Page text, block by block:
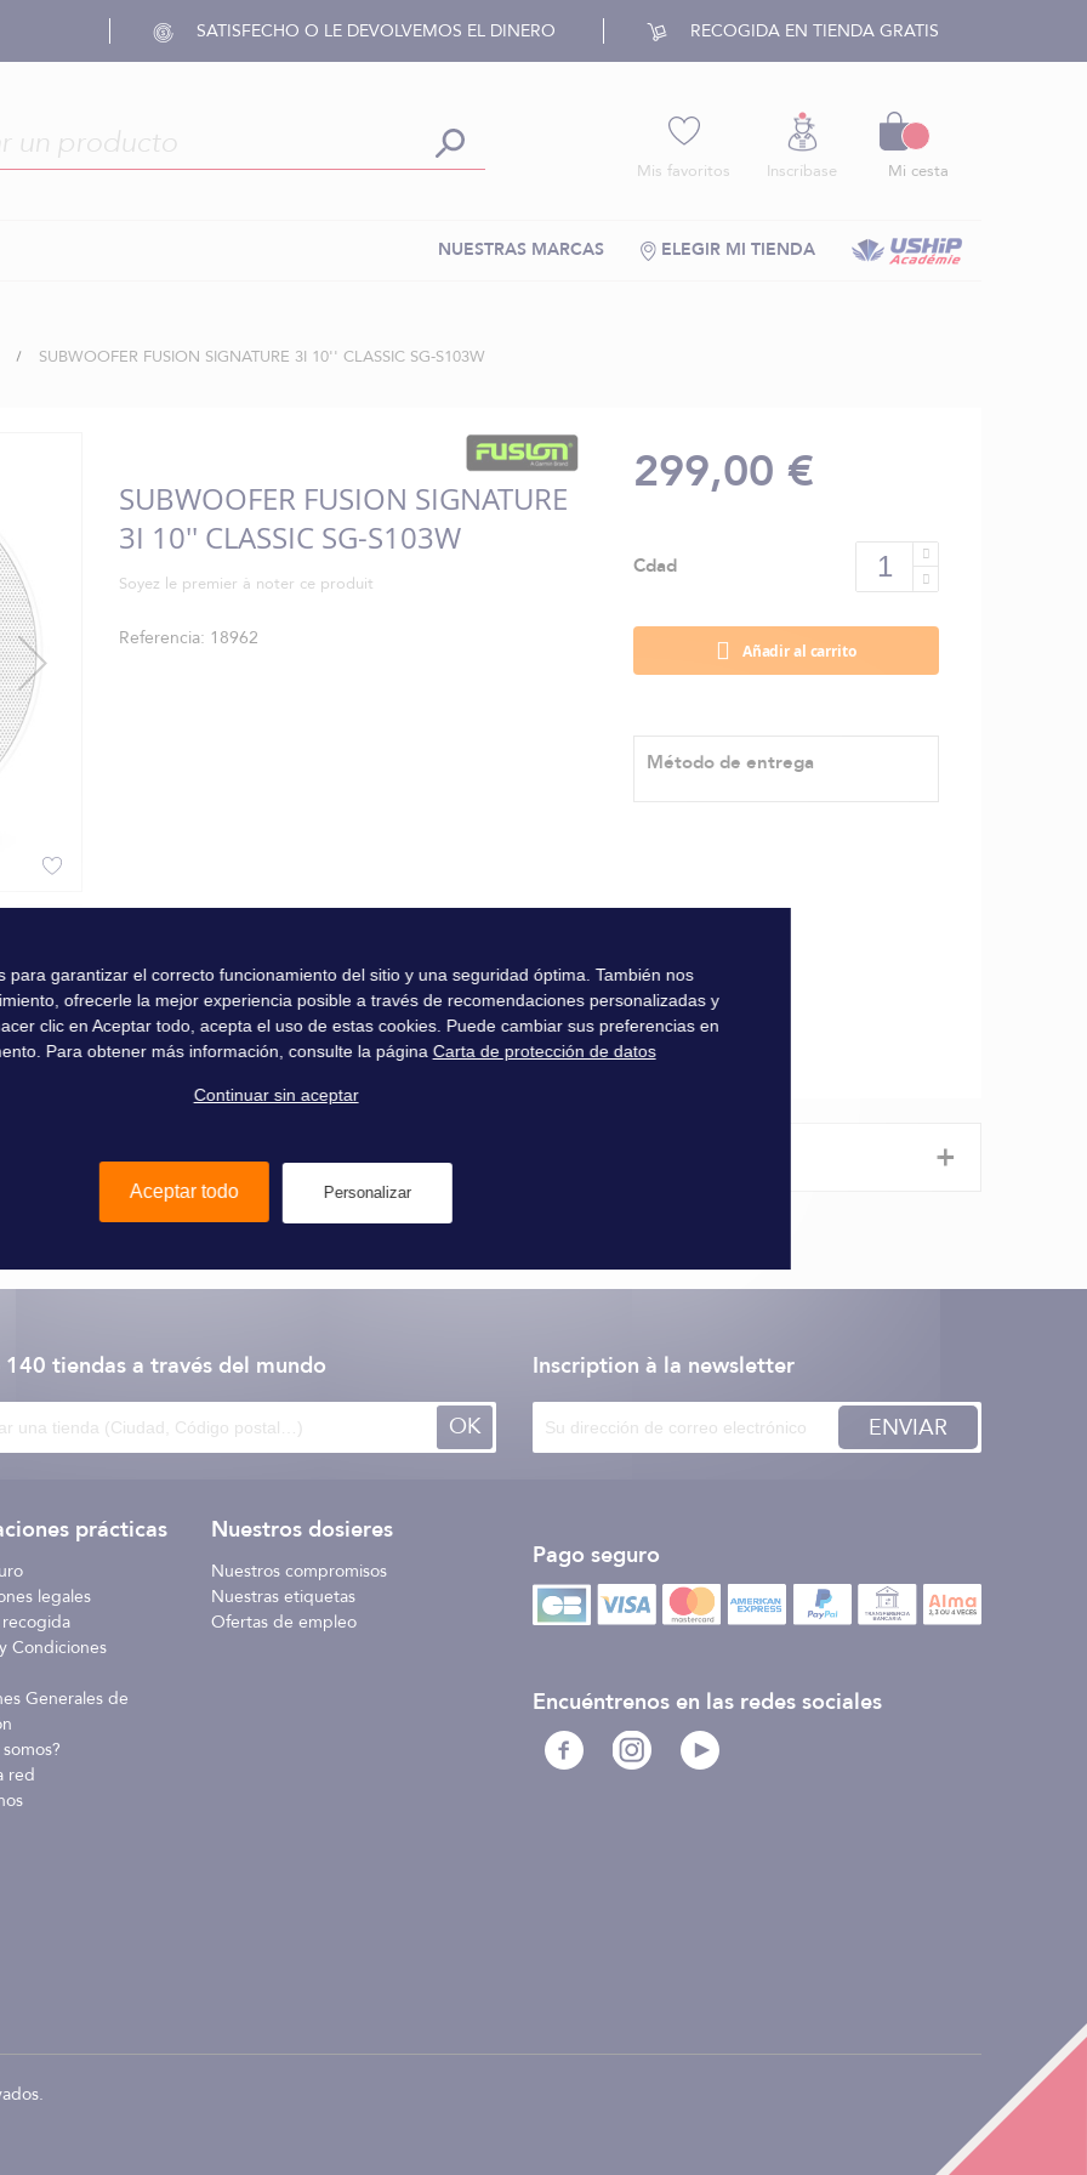
SATISFECHO O LE DEVOLVEMOS EL DINERO RECOGIDA EN TIENDA GRATIS
Mis favoritos Inscríbase Mi cesta
ELEGIR MI TIENDA
NUESTRAS MARCAS
SUBWOOFER FUSION SIGNATURE 3I 10'' CLASSIC SG-S103W
SUBWOOFER FUSION SIGNATURE
3I 10'' CLASSIC SG-S103W
Soyez le premier à noter ce produit
Referencia 18962
299,00 €
Cdad
Añadir al carrito
Método de entrega
+
140 tiendasa través del mundo
OK
prácticas
legales
Condiciones
Generales de
red
Nuestros dosieres
Nuestros compromisos
Nuestras etiquetas
Ofertas de empleo
Inscription à la newsletter
ENVIAR
Pago seguro
Encuéntrenos en las redes sociales
para garantizar el correcto funcionamiento del sitio y una seguridad óptima. También nos
ofrecerle la mejor experiencia posible a través de recomendaciones personalizadas y
clic en Aceptar todo, acepta el uso de estas cookies. Puede cambiar sus preferencias en
Para obtener más información, consulte la página Carta de protección de datos
Continuar sin aceptar
Aceptar todo Personalizar